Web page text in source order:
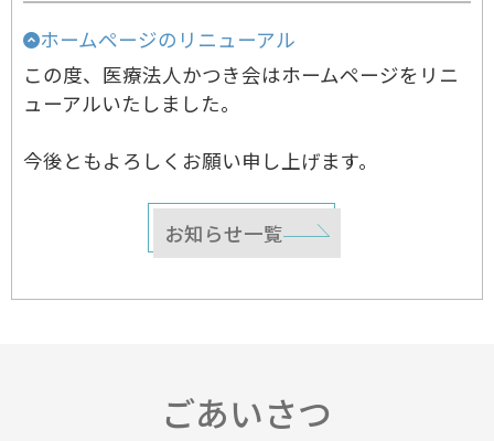
ホームページのリニューアル
この度、医療法人かつき会はホームページをリニ
ューアルいたしました。
今後ともよろしくお願い申し上げます。
お知らせ一覧
ごあいさつ